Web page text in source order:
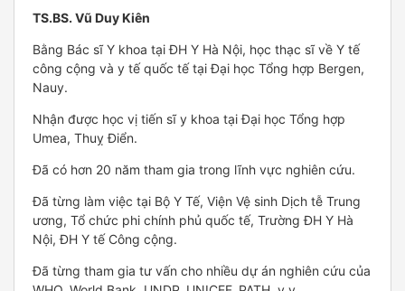
TS.BS. Vũ Duy Kiên
Bằng Bác sĩ Y khoa tại ĐH Y Hà Nội, học thạc sĩ về Y tế
công cộng và y tế quốc tế tại Đại học Tổng hợp Bergen,
Nauy.
Nhận được học vị tiến sĩ y khoa tại Đại học Tổng hợp
Umea, Thuỵ Điển.
Đã có hơn 20 năm tham gia trong lĩnh vực nghiên cứu.
Đã từng làm việc tại Bộ Y Tế, Viện Vệ sinh Dịch tễ Trung
ương, Tổ chức phi chính phủ quốc tế, Trường ĐH Y Hà
Nội, ĐH Y tế Công cộng.
Đã từng tham gia tư vấn cho nhiều dự án nghiên cứu của